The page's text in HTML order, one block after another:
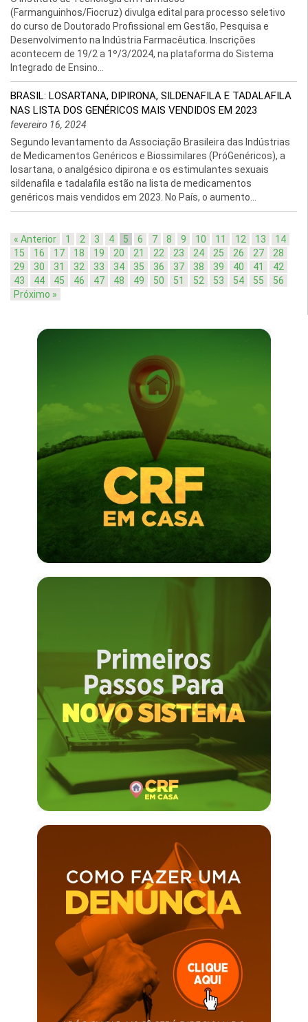
(Farmanguinhos/Fiocruz) divulga edital para processo seletivo
do curso de Doutorado Profissional em Gestão, Pesquisa e
Desenvolvimento na Indústria Farmacêutica. Inscrições
acontecem de 19/2 a 1º/3/2024, na plataforma do Sistema
Integrado de Ensino...
BRASIL: LOSARTANA, DIPIRONA, SILDENAFILA E TADALAFILA
NAS LISTA DOS GENÉRICOS MAIS VENDIDOS EM 2023
fevereiro 16, 2024
Segundo levantamento da Associação Brasileira das Indústrias
de Medicamentos Genéricos e Biossimilares (PróGenéricos), a
losartana, o analgésico dipirona e os estimulantes sexuais
sildenafila e tadalafila estão na lista de medicamentos
genéricos mais vendidos em 2023. No País, o aumento...
« Anterior 1 2 3 4 5 6 7 8 9 10 11 12 13
14
15
16 17 18 19 20 21 22 23 24 25 26 27
28
29
30 31 32 33 34 35 36 37 38 39 40 41
42
43
44 45 46 47 48 49 50 51 52 53 54 55
56
Próximo »